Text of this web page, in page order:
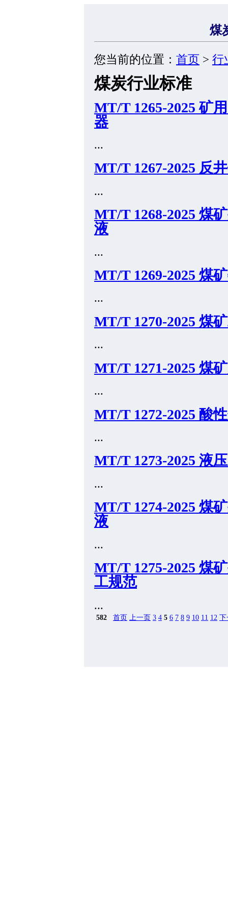
煤
您当前的位置： 首页 > 行
煤炭行业标准
MT/T 1265-2025 矿
器
...
MT/T 1267-2025 反
...
MT/T 1268-2025 煤
液
...
MT/T 1269-2025 煤
...
MT/T 1270-2025 煤
...
MT/T 1271-2025 煤
...
MT/T 1272-2025 酸
...
MT/T 1273-2025 液
...
MT/T 1274-2025 煤
液
...
MT/T 1275-2025 煤
工规范
...
582 首页 上一页 3 4 5 6 7 8 9 10 11 12 下